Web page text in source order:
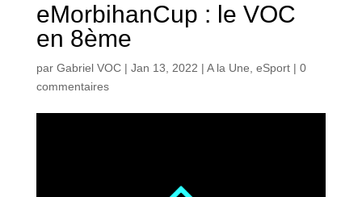
eMorbihanCup : le VOC
en 8ème
par Gabriel VOC| Jan 13, 2022 | A la Une, eSport| 0
commentaires